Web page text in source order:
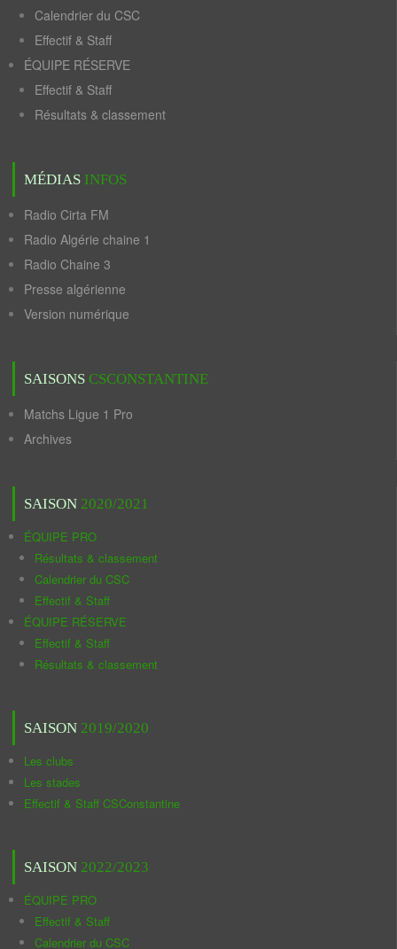
Calendrier du CSC
Effectif & Staff
ÉQUIPE RÉSERVE
Effectif & Staff
Résultats & classement
MÉDIAS INFOS
Radio Cirta FM
Radio Algérie chaine 1
Radio Chaine 3
Presse algérienne
Version numérique
SAISONS CSCONSTANTINE
Matchs Ligue 1 Pro
Archives
SAISON 2020/2021
ÉQUIPE PRO
Résultats & classement
Calendrier du CSC
Effectif & Staff
ÉQUIPE RÉSERVE
Effectif & Staff
Résultats & classement
SAISON 2019/2020
Les clubs
Les stades
Effectif & Staff CSConstantine
SAISON 2022/2023
ÉQUIPE PRO
Effectif & Staff
Calendrier du CSC